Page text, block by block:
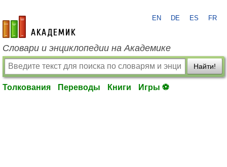
academic.ru
EN DE ES FR
Словари и энциклопедии на Академике
Найти!
Толкования Переводы Книги Игры ⚽